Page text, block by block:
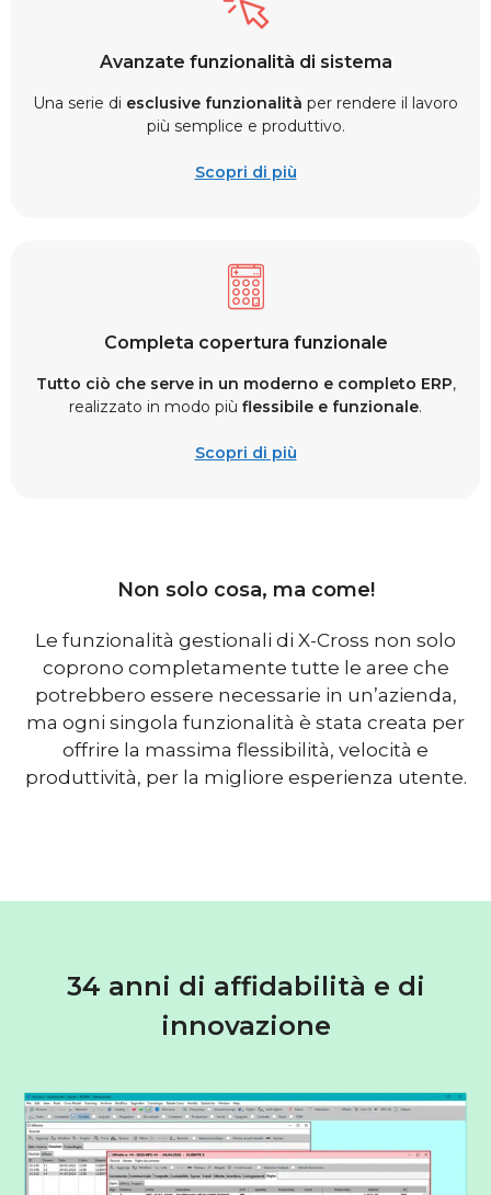
Avanzate funzionalità di sistema
Una serie di esclusive funzionalità per rendere il lavoro
più semplice e produttivo.
Scopri di più
Completa copertura funzionale
Tutto ciò che serve in un moderno e completo ERP,
realizzato in modo più flessibile e funzionale.
Scopri di più
Non solo cosa, ma come!
Le funzionalità gestionali di X-Cross non solo
coprono completamente tutte le aree che
potrebbero essere necessarie in un’azienda,
ma ogni singola funzionalità è stata creata per
offrire la massima flessibilità, velocità e
produttività, per la migliore esperienza utente.
34 anni di affidabilità e di
innovazione